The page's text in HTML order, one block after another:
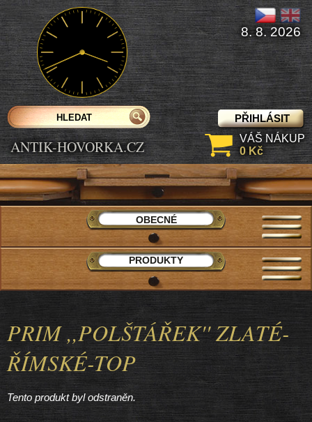
PRIM ,,POLŠTÁŘEK'' ZLATÉ-
ŘÍMSKÉ-TOP
Tento produkt byl odstraněn.
ANTIK-HOVORKA.CZ
PŘIHLÁSIT
8. 8. 2026
VÁŠ NÁKUP
0 Kč
OBECNÉ
PRODUKTY